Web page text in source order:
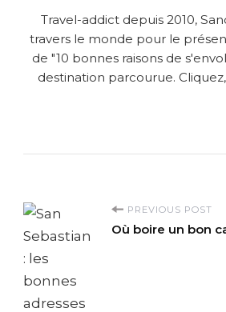
Travel-addict depuis 2010,
travers le monde pour le
de "10 bonnes raisons de
destination parcourue. Cliquez,
P
o
s
PREVIOUS POST
Où boire un bon